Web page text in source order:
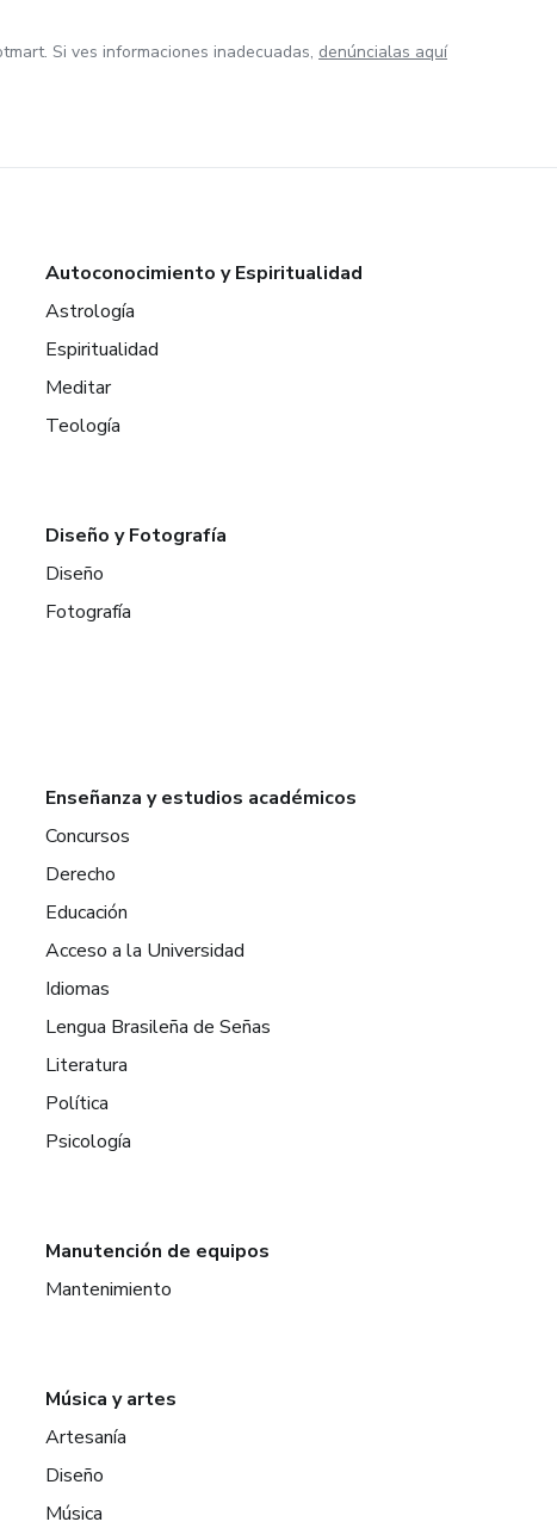
Si ves informaciones inadecuadas, denúncialas aquí
Autoconocimiento y Espiritualidad
Astrología
Espiritualidad
Meditar
Teología
Diseño y Fotografía
Diseño
Fotografía
Enseñanza y estudios académicos
Concursos
Derecho
Educación
Acceso a la Universidad
Idiomas
Lengua Brasileña de Señas
Literatura
Política
Psicología
Manutención de equipos
Mantenimiento
Música y artes
Artesanía
Diseño
Música